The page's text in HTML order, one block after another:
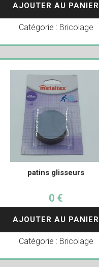
AJOUTER AU PANIER
Catégorie : Bricolage
patins glisseurs
0 €
AJOUTER AU PANIER
Catégorie : Bricolage